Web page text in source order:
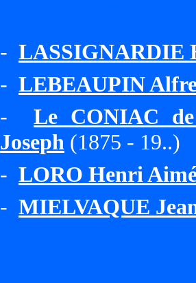
- LASSIGNARDIE
- LEBEAUPIN
- Le CONIAC
Joseph (1875 - 19..)
- LORO Henri
- MIELVAQUE